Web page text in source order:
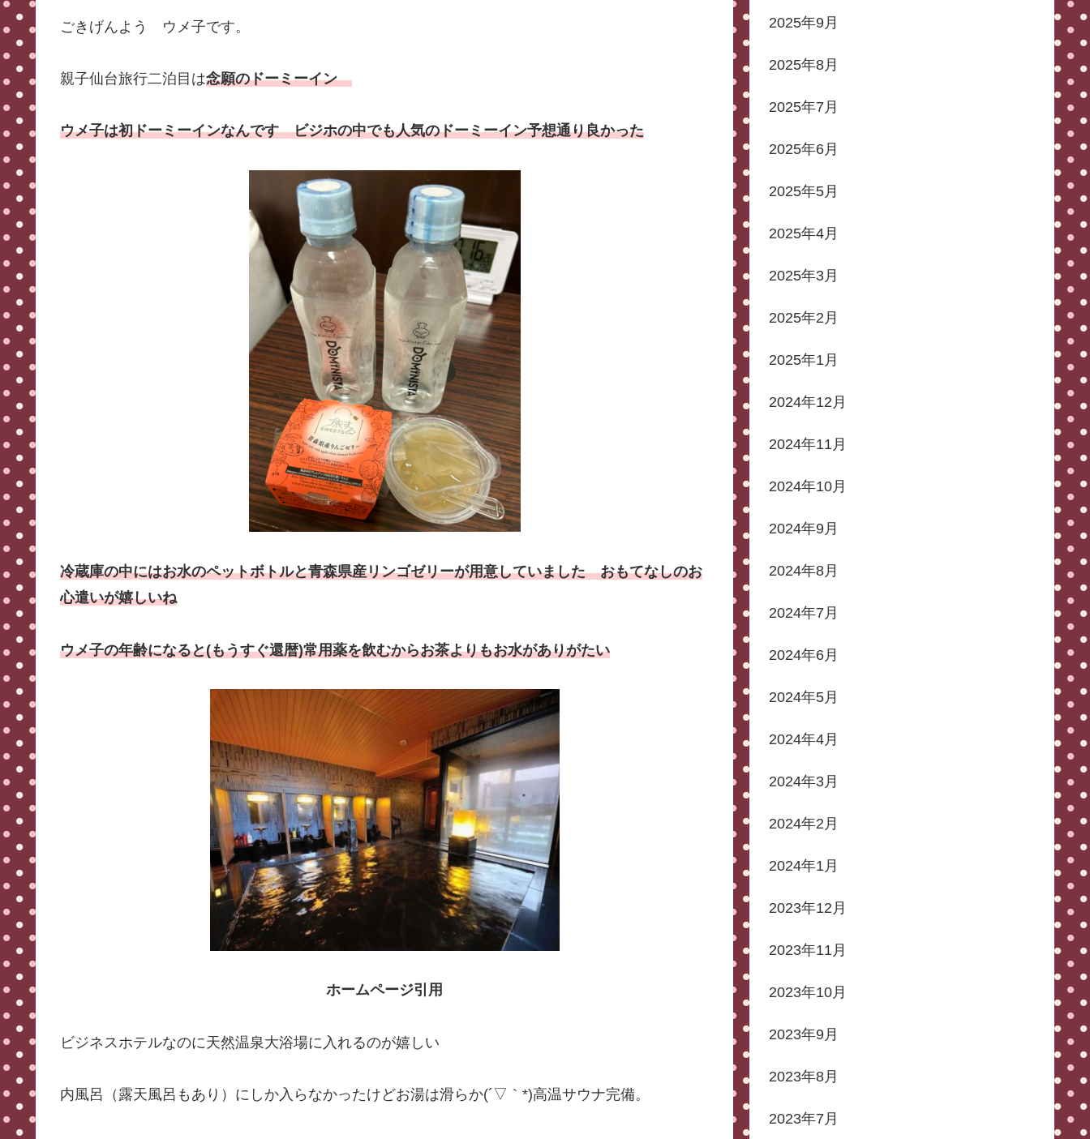
ごきげんよう ウメ子です。
親子仙台旅行二泊目は念願のドーミーイン
ウメ子は初ドーミーインなんです ビジホの中でも人気のドーミーイン予想通り良かった
冷蔵庫の中にはお水のペットボトルと青森県産リンゴゼリーが用意していました おもてなしのお
心遣いが嬉しいね
ウメ子の年齢になると(もうすぐ還暦)常用薬を飲むからお茶よりもお水がありがたい
ホームページ引用
ビジネスホテルなのに天然温泉大浴場に入れるのが嬉しい
内風呂（露天風呂もあり）にしか入らなかったけどお湯は滑らか(´▽｀*)高温サウナ完備。
2025年9月
2025年8月
2025年7月
2025年6月
2025年5月
2025年4月
2025年3月
2025年2月
2025年1月
2024年12月
2024年11月
2024年10月
2024年9月
2024年8月
2024年7月
2024年6月
2024年5月
2024年4月
2024年3月
2024年2月
2024年1月
2023年12月
2023年11月
2023年10月
2023年9月
2023年8月
2023年7月